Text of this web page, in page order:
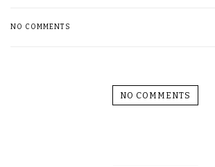
NO COMMENTS
NO COMMENTS